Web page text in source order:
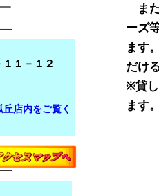
また
ーズ
ます
だけ
※貸し
ます
１－１２
店内をご覧く